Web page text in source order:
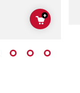
ADD TO
+